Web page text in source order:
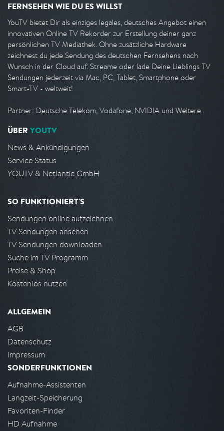
FERNSEHEN WIE DU ES WILLST
YouTV bietet Dir als einziges legales, deutsches Angebot einen
innovativen Online TV Rekorder zur Erstellung deiner ganz
persönlichen TV Mediathek. Ohne zusätzliche Hardware
zeichnest du jede Sendung des deutschen Fernsehens nach
Wunsch in der Cloud auf. Streame oder lade Deine Lieblings TV
Sendungen jederzeit via Mac, PC, Tablet, Smartphone oder
Smart-TV - weltweit!
Partner: Deutsche Telekom, Vodafone, NVIDIA und Weitere.
ÜBER YOUTV
News & Ankündigungen
Service Status
YOUTV & Netlantic GmbH
SO FUNKTIONIERT'S
Sendungen online aufzeichnen
TV Sendungen ansehen
TV Sendungen downloaden
Suche im TV Programm
Preise & Shop
Kostenlos nutzen
ALLGEMEIN
AGB
Datenschutz
Impressum
SONDERFUNKTIONEN
Aufnahme-Assistenten
Langzeit-Speicherung
Favoriten-Finder
HD Aufnahme